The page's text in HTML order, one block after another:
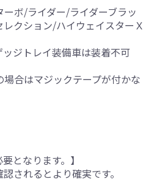
ボ/ライダー/ライダーブラッ
クション/ハイウェイスターＸ
ジトレイ装備車は装着不可
合はマジックテープが付かな
となります。】
されるとより確実です。